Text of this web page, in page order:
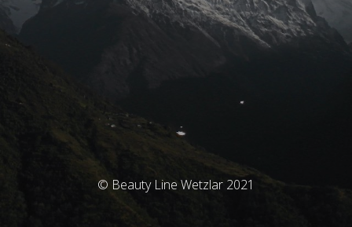
© Beauty Line Wetzlar 2021